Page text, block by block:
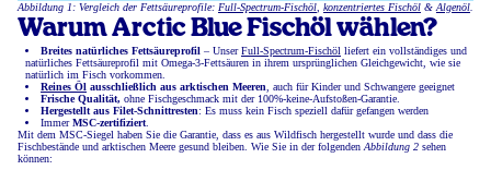
Abbildung 1: Vergleich der Fettsäureprofile: Full-Spectrum-Fischöl konzentriertes Fischöl & Algenöl
Warum Arctic Blue Fischöl wählen?
Breites natürliches Fettsäureprofil – UnserFull-Spectrum-Fischöl liefert ein vollständiges und
natürliches Fettsäureprofil mit Omega-3-Fettsäuren in ihrem ursprünglichen Gleichgewicht, wie sie
natürlich im Fisch vorkommen.
Reines Öl ausschließlich aus arktischen Meeren , auch für Kinder und Schwangere geeignet
Frische Qualität, ohne Fischgeschmack mit der 100%-keine-Aufstoßen-Garantie.
Hergestellt aus Filet-Schnittresten: Es muss kein Fisch speziell dafür gefangen werden
ImmerMSC-zertifiziert
Mit dem MSC-Siegel haben Sie die Garantie, dass es aus Wildfisch hergestellt wurde und dass die
Fischbestände und arktischen Meere gesund bleiben. Wie Sie in der folgenden Abbildung 2 sehen
können: